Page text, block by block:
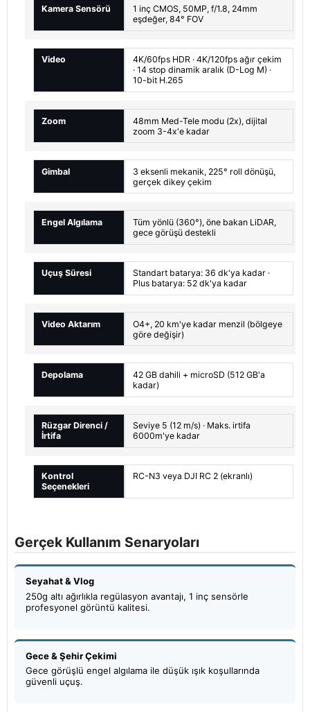
Kamera Sensörü
1 inç CMOS, 50MP, f/1.8, 24mm
eşdeğer, 84° FOV
Video
4K/60fps HDR · 4K/120fps ağır çekim
· 14 stop dinamik aralık (D-Log M) ·
10-bit H.265
Zoom
48mm Med-Tele modu (2x), dijital
zoom 3-4x'e kadar
Gimbal
3 eksenli mekanik, 225° roll dönüşü,
gerçek dikey çekim
Engel Algılama
Tüm yönlü (360°), öne bakan LiDAR,
gece görüşü destekli
Uçuş Süresi
Standart batarya: 36 dk'ya kadar ·
Plus batarya: 52 dk'ya kadar
Video Aktarım
O4+, 20 km'ye kadar menzil (bölgeye
göre değişir)
Depolama
42 GB dahili + microSD (512 GB'a
kadar)
Rüzgar Direnci /
İrtifa
Seviye 5 (12 m/s) · Maks. irtifa
6000m'ye kadar
Kontrol
Seçenekleri
RC-N3 veya DJI RC 2 (ekranlı)
Gerçek Kullanım Senaryoları
Seyahat & Vlog
250g altı ağırlıkla regülasyon avantajı, 1 inç sensörle
profesyonel görüntü kalitesi.
Gece & Şehir Çekimi
Gece görüşlü engel algılama ile düşük ışık koşullarında
güvenli uçuş.